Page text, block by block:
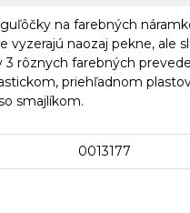
na farebných
vyzerajú naozaj pekne, ale
rôznych farebných
priehľadnom
smajlíkom.
0013177